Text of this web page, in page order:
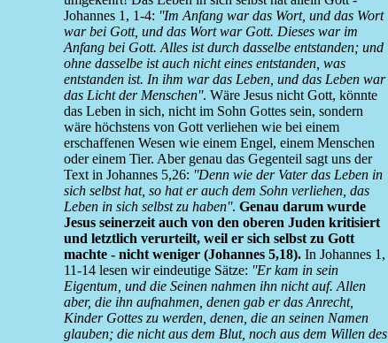
Johannes 1, 1-4: ''Im Anfang war das Wort, und das Wort
war bei Gott, und das Wort war Gott. Dieses war im
Anfang bei Gott. Alles ist durch dasselbe entstanden; und
ohne dasselbe ist auch nicht eines entstanden, was
entstanden ist. In ihm war das Leben, und das Leben war
das Licht der Menschen''. Wäre Jesus nicht Gott, könnte
das Leben in sich, nicht im Sohn Gottes sein, sondern
wäre höchstens von Gott verliehen wie bei einem
erschaffenen Wesen wie einem Engel, einem Menschen
oder einem Tier. Aber genau das Gegenteil sagt uns der
Text in Johannes 5,26: ''Denn wie der Vater das Leben in
sich selbst hat, so hat er auch dem Sohn verliehen, das
Leben in sich selbst zu haben''. Genau darum wurde
Jesus seinerzeit auch von den oberen Juden kritisiert
und letztlich verurteilt, weil er sich selbst zu Gott
machte - nicht weniger (Johannes 5,18).In Johannes 1,
11-14 lesen wir eindeutige Sätze: ''Er kam in sein
Eigentum, und die Seinen nahmen ihn nicht auf. Allen
aber, die ihn aufnahmen, denen gab er das Anrecht,
Kinder Gottes zu werden, denen, die an seinen Namen
glauben; die nicht aus dem Blut, noch aus dem Willen des